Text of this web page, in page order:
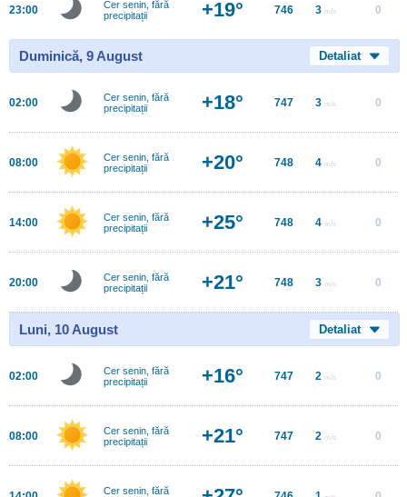
23:00
Cer senin, fără
precipitații
+19° 746 3 m/s 0
Duminică, 9 August Detaliat
02:00
Cer senin, fără
precipitații
+18° 747 3 m/s 0
08:00
Cer senin, fără
precipitații
+20° 748 4 m/s 0
14:00
Cer senin, fără
precipitații
+25° 748 4 m/s 0
20:00
Cer senin, fără
precipitații
+21° 748 3 m/s 0
Luni, 10 August Detaliat
02:00
Cer senin, fără
precipitații
+16° 747 2 m/s 0
08:00
Cer senin, fără
precipitații
+21° 747 2 m/s 0
Cer senin, fără